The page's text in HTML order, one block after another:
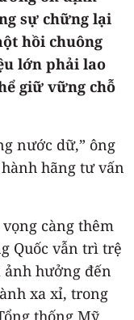
sự chững lại
hồi chuông
lớn phải lao
giữ vững chỗ
nước dữ,” ông
hãng tư vấn
càng thêm
Quốc vẫn trì trệ
hưởng đến
xa xỉ, trong
thống Mỹ